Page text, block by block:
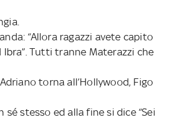
“Allora ragazzi avete capito
Ibra”. Tutti tranne Materazzi che
torna all’Hollywood, Figo
stesso ed alla fine si dice “Sei